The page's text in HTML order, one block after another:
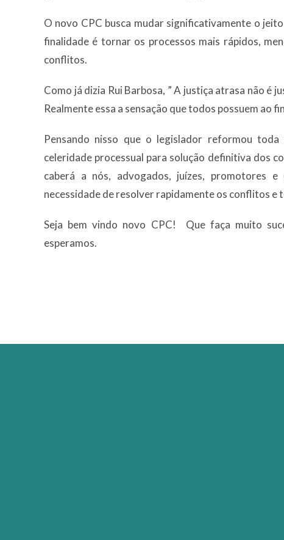
O novo CPC busca mudar significativamente o
finalidade é tornar os processos mais rápidos,
conflitos.
Como já dizia Rui Barbosa, ” A justiça atrasa não é
Realmente essa a sensação que todos possuem ao
Pensando nisso que o legislador reformou
celeridade processual para solução definitiva dos
caberá a nós, advogados, juízes, promotores
necessidade de resolver rapidamente os conflitos e
Seja bem vindo novo CPC! Que faça muito
esperamos.